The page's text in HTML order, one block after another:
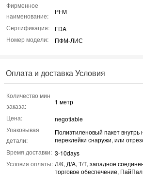
Фирменное
наименование:
PFM
Сертификация:
FDA
Номер модели:
ПФМ-ЛИС
Оплата и доставка Условия
Количество мин
заказа:
1 метр
Цена:
negotiable
Упаковывая
детали:
Полиэтиленовый пакет внутрь
переклейки снаружи, или
Время доставки: 3-10days
Условия оплаты: Л/К, Д/А, Т/Т, западное
торговое обеспечение, ПайПал